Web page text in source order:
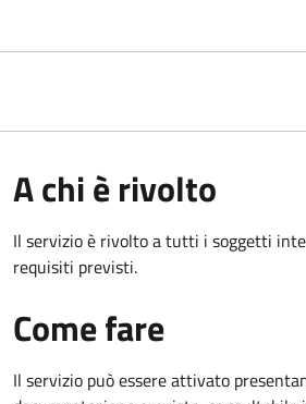
A chi è rivolto
Il servizio è rivolto a tutti i soggetti
requisiti previsti.
Come fare
Il servizio può essere attivato